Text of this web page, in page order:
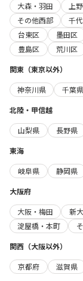
大森・羽田
上
その他西部
千
台東区
墨田区
豊島区
荒川区
関東（東京以外）
神奈川県
千葉県
北陸・甲信越
山梨県
長野県
東海
岐阜県
静岡県
大阪府
大阪・梅田
新
淀屋橋・本町
関西（大阪以外）
京都府
滋賀県